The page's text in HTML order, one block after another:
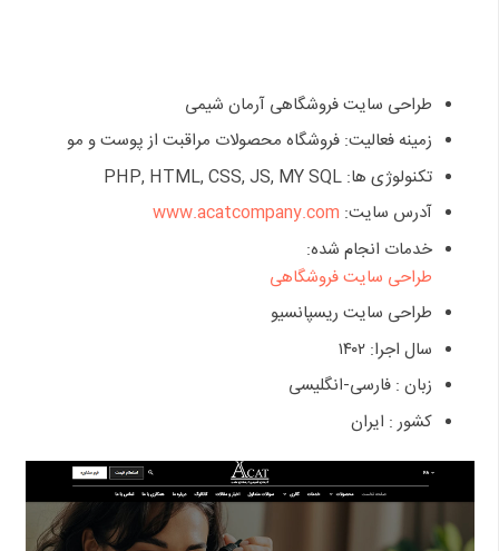
طراحی سایت فروشگاهی آرمان شیمی
زمینه فعالیت: فروشگاه محصولات مراقبت از پوست و مو
تکنولوژی ها: PHP, HTML, CSS, JS, MY SQL
آدرس سایت: www.acatcompany.com
خدمات انجام شده:
طراحی سایت فروشگاهی
طراحی سایت ریسپانسیو
سال اجرا: ۱۴۰۲
زبان : فارسی-انگلیسی
کشور : ایران